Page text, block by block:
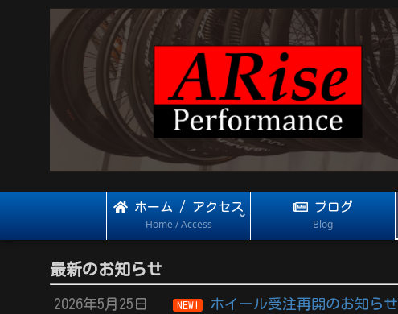
ホーム / アクセス
Home / Access
ブログ
Blog
最新のお知らせ
2026年5月25日 NEW! ホイール受注再開のお知らせ